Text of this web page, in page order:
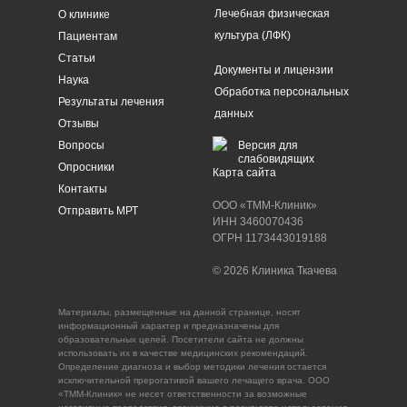
О клинике
Пациентам
Статьи
Наука
Результаты лечения
Отзывы
Вопросы
Опросники
Контакты
Отправить МРТ
Лечебная физическая
культура (ЛФК)
Документы и лицензии
Обработка персональных
данных
Версия для
слабовидящих
Карта сайта
ООО «ТММ-Клиник»
ИНН 3460070436
ОГРН 1173443019188
© 2026 Клиника Ткачева
Материалы, размещенные на данной странице, носят
информационный характер и предназначены для
образовательных целей. Посетители сайта не должны
использовать их в качестве медицинских рекомендаций.
Определение диагноза и выбор методики лечения остается
исключительной прерогативой вашего лечащего врача. ООО
«ТММ-Клиник» не несет ответственности за возможные